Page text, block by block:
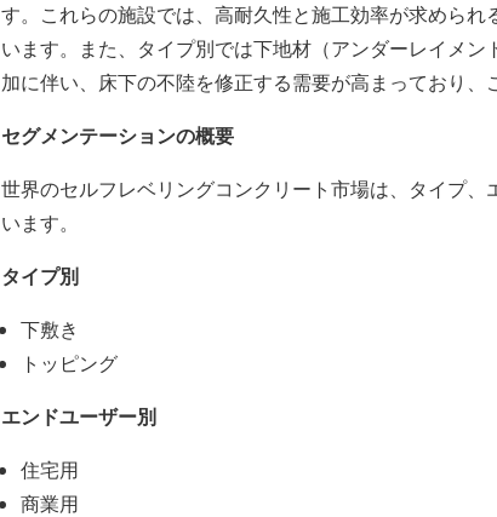
す。これらの施設では、高耐久性と施工効率が求めら
います。また、タイプ別では下地材（アンダーレイメ
加に伴い、床下の不陸を修正する需要が高まっており、
セグメンテーションの概要
世界のセルフレベリングコンクリート市場は、タイプ
います。
タイプ別
下敷き
トッピング
エンドユーザー別
住宅用
商業用